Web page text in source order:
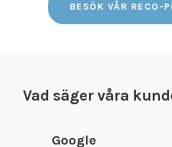
BESÖK VÅR RECO-
Vad säger våra
Google